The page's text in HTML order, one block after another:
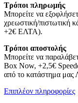
Τρόποι πληρωμής
Μπορείτε να
χρεωστική/πιστωτική
+2€ ΕΛΤΑ).
Τρόποι αποστολής
Μπορείτε να
Box Now, +2,5€
από το κατάστημα
Επιπλέον πληροφορίες